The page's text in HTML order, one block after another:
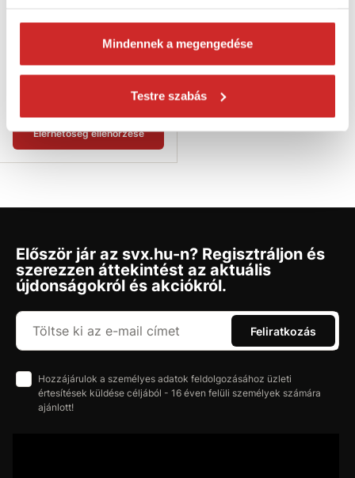
Mindennek a megengedése
Testre szabás
FORTUM Pisztoly PUR habhoz -
13 286 Ft
Elérhetőség ellenőrzése
Először jár az svx.hu-n? Regisztráljon és
szerezzen áttekintést az aktuális
újdonságokról és akciókról.
Feliratkozás
Hozzájárulok a személyes adatok feldolgozásához üzleti
értesítések küldése céljából - 16 éven felüli személyek számára
ajánlott!